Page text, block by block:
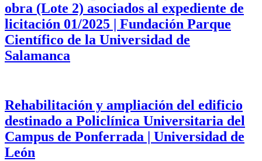
obra (Lote 2) asociados al expediente de
licitación 01/2025 | Fundación Parque
Científico de la Universidad de
Salamanca
Rehabilitación y ampliación del edificio
destinado a Policlínica Universitaria del
Campus de Ponferrada | Universidad de
León